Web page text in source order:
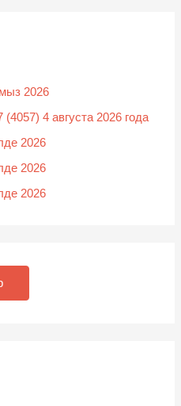
2026
4 августа 2026 года
2026
2026
2026